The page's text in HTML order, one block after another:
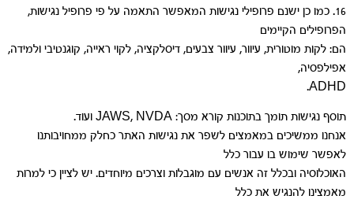
16. כמו כן ישנם פרופילי נגישות המאפשר התאמה על פי פרופיל נגישות,
הפרופילים הקיימים
הם: לקות מוטורית, עיוור, עיוור צבעים, דיסלקציה, לקוי ראייה, קוגנטיבי ולמידה,
אפילפסיה,
ADHD.
תוסף נגישות תומך בתוכנות קורא מסך: JAWS, NVDA ועוד.
אנחנו ממשיכים במאמצים לשפר את נגישות האתר כחלק ממחויבותנו
לאפשר שימוש בו עבור כלל
האוכלוסיה ובכלל זה אנשים עם מוגבלות וצרכים מיוחדים. יש לציין כי למרות
מאמצינו להנגיש את כלל